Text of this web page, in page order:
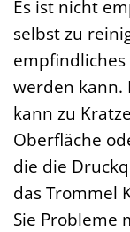
Es ist nicht
selbst zu
werden kann.
kann zu
Oberfläche
die die
das Trommel
Sie Probleme